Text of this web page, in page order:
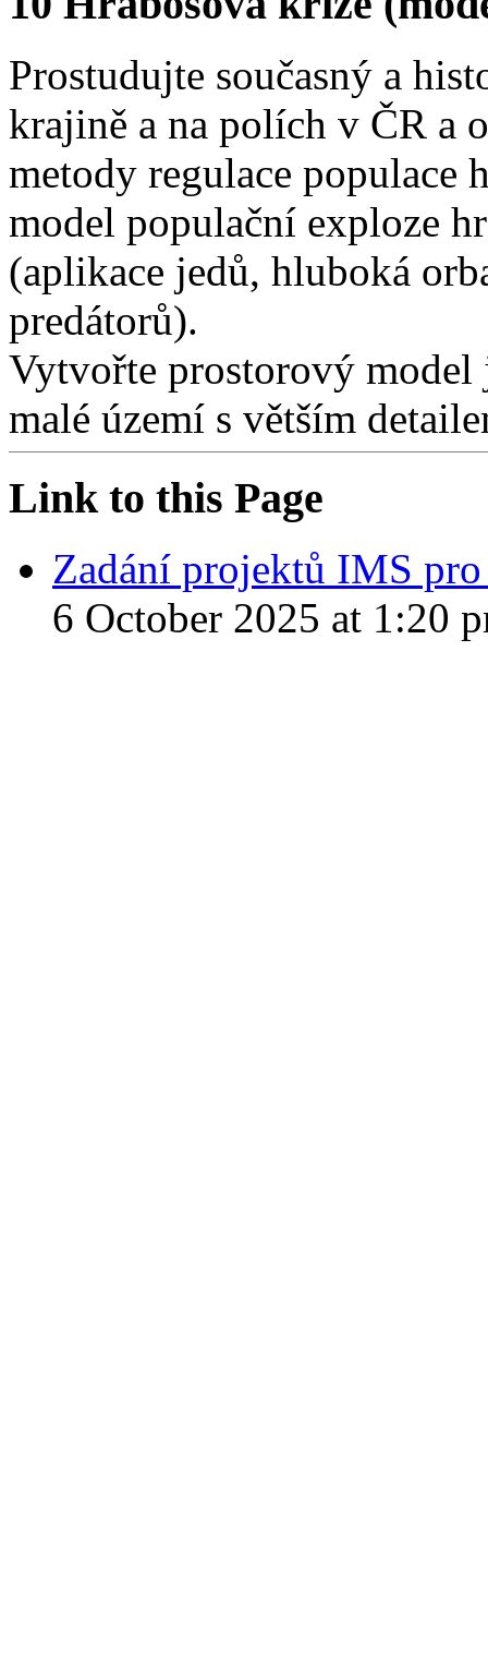
Prostudujte současný a
krajině a na polích v ČR a
metody regulace populace
model populační exploze
(aplikace jedů, hluboká
predátorů).
Vytvořte prostorový
malé území s větším
Link to this Page
Zadání projektů IMS
6 October 2025 at 1:20